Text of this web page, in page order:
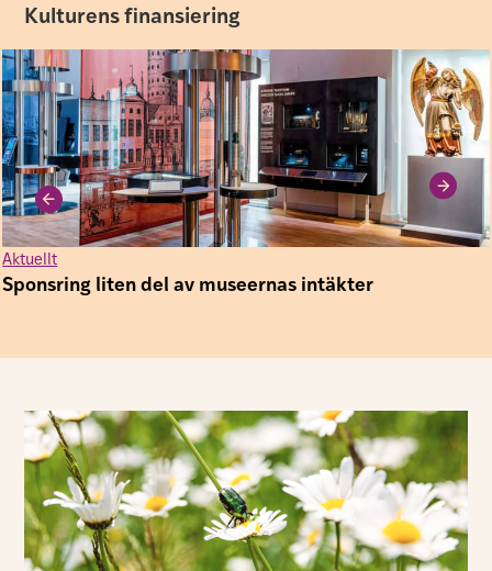
Kulturens finansiering
Aktuellt
Sponsring liten del av museernas intäkter